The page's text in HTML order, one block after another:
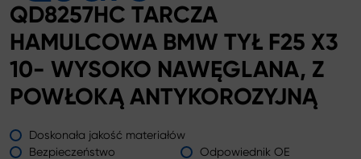
QD8257HC TARCZA
HAMULCOWA BMW TYŁ F25 X3
10- WYSOKO NAWĘGLANA, Z
POWŁOKĄ ANTYKOROZYJNĄ
Doskonała jakość materiałów
Bezpieczeństwo
Odpowiednik OE